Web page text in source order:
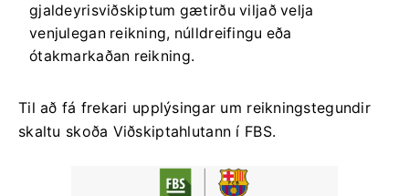
gjaldeyrisviðskiptum gætirðu viljað velja
venjulegan reikning, núlldreifingu eða
ótakmarkaðan reikning.
Til að fá frekari upplýsingar um reikningstegundir
skaltu skoða Viðskiptahlutann í FBS.